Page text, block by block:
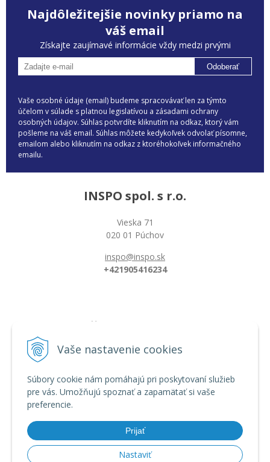
Vaše nastavenie cookies
Súbory cookie nám pomáhajú pri poskytovaní služieb
pre vás. Umožňujú spoznať a zapamätať si vaše
preferencie.
Prijať
Nastaviť
Najdôležitejšie novinky priamo na
váš email
Získajte zaujímavé informácie vždy medzi prvými
Odoberať
Vaše osobné údaje (email) budeme spracovávať len za týmto
účelom v súlade s platnou legislatívou a zásadami ochrany
osobných údajov. Súhlas potvrdíte kliknutím na odkaz, ktorý vám
pošleme na váš email. Súhlas môžete kedykoľvek odvolať písomne,
emailom alebo kliknutím na odkaz z ktoréhokoľvek informačného
emailu.
INSPO spol. s r.o.
Vieska 71
020 01 Púchov
inspo@inspo.sk
+421905416234
Všetko o nákupe
Možnosti platby a doprava
Dĺžka florbalovej hokejky
Zahnutie hokejky/čepele
Veľkostná tabuľka